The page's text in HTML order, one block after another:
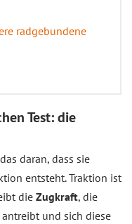
radgebundene
Test: die
daran, dass sie
entsteht. Traktion ist
die Zugkraft, die
und sich diese